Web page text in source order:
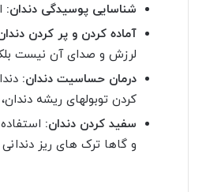
شناسایی پوسیدگی دندان:
آماده کردن و پر کردن
لرزش و صدای آن نیست
درمان حساسیت دندان:
کردن توبولهای ریشه
سفید کردن دندان:
و گاها ترک های ریز